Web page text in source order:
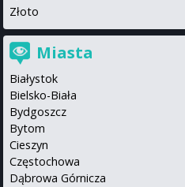
Złoto
Miasta
Białystok
Bielsko-Biała
Bydgoszcz
Bytom
Cieszyn
Częstochowa
Dąbrowa Górnicza